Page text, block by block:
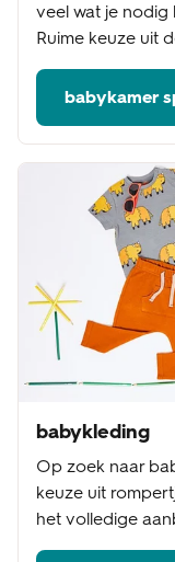
veel wat je
Ruime keuze uit
babykamer
babykleding
Op zoek naar
keuze uit
het volledige